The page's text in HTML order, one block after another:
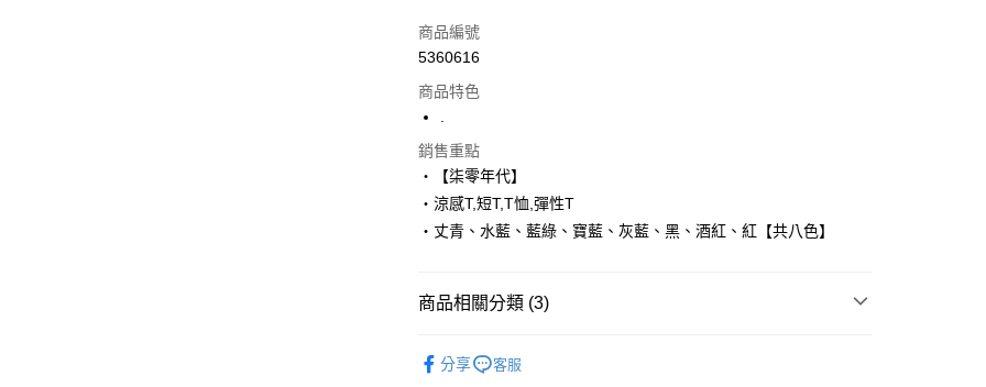
信用卡一次付款
Apple Pay
悠遊付
AFTEE先享後付
【關於「AFTEE先享後付」】
ATM付款
商品編號
5360616
商品特色
銷售重點
‧【柒零年代】
‧涼感T,短T,T恤,彈性T
‧丈青、水藍、藍綠、寶藍、灰藍、黑、酒紅、紅【共八色】
商品相關分類 (3)
分享 客服